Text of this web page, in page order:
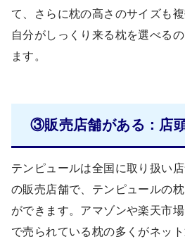
て、さらに枕の高さのサイズも
自分がしっくり来る枕を選べる
ます。
③販売店舗がある：店
テンピュールは全国に取り扱い
の販売店舗で、テンピュールの
ができます。アマゾンや楽天市
で売られている枕の多くがネッ